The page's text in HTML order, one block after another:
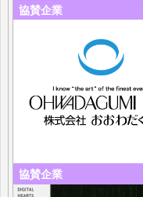
協賛企業
協賛企業